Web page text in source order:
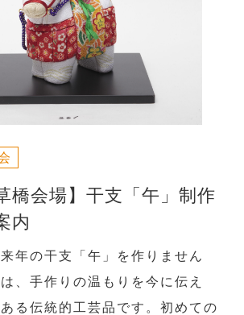
橋会場】干支「午」制作
内
年の干支「午」を作りません
、手作りの温もりを今に伝え
る伝統的工芸品です。初めての